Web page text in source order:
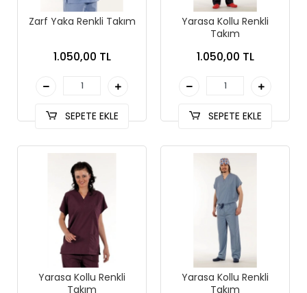
Zarf Yaka Renkli Takım
1.050,00 TL
SEPETE EKLE
Yarasa Kollu Renkli
Takım
1.050,00 TL
SEPETE EKLE
Yarasa Kollu Renkli
Takım
Yarasa Kollu Renkli
Takım